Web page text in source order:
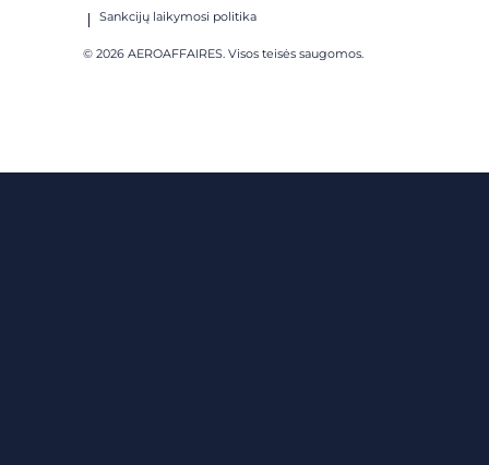
Sankcijų laikymosi politika
© 2026 AEROAFFAIRES. Visos teisės saugomos.